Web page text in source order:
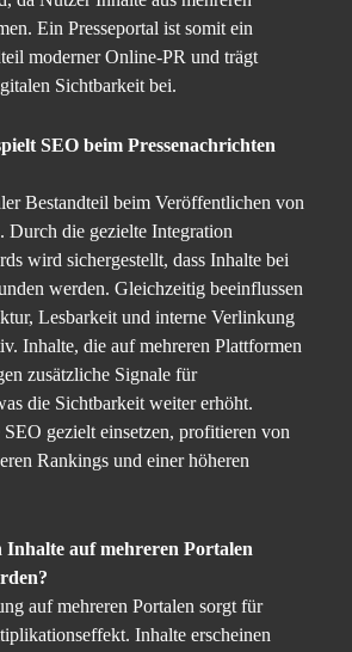
Ein Presseportal ist somit ein
moderner Online-PR und trägt
Sichtbarkeit bei.
SEO beim Pressenachrichten
Bestandteil beim Veröffentlichen von
Durch die gezielte Integration
wird sichergestellt, dass Inhalte bei
werden. Gleichzeitig beeinflussen
Lesbarkeit und interne Verlinkung
Inhalte, die auf mehreren Plattformen
zusätzliche Signale für
die Sichtbarkeit weiter erhöht.
gezielt einsetzen, profitieren von
Rankings und einer höheren
Inhalte auf mehreren Portalen
auf mehreren Portalen sorgt für
Inhalte erscheinen